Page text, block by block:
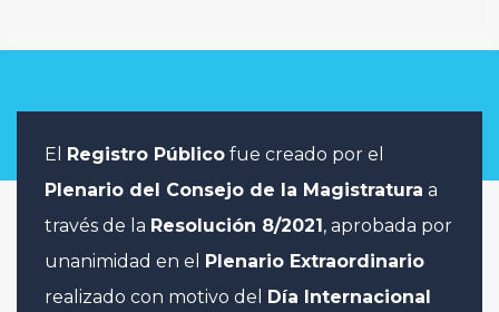
El Registro Público fue creado por el
Plenario del Consejo de la Magistratura a
través de la Resolución 8/2021, aprobada por
unanimidad en el Plenario Extraordinario
realizado con motivo del Día Internacional